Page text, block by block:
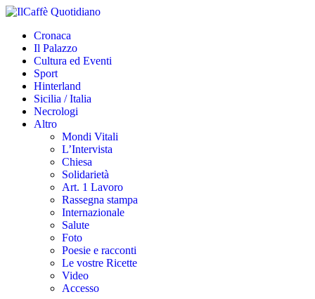
Cronaca
Il Palazzo
Cultura ed Eventi
Sport
Hinterland
Sicilia / Italia
Necrologi
Altro
Mondi Vitali
L’Intervista
Chiesa
Solidarietà
Art. 1 Lavoro
Rassegna stampa
Internazionale
Salute
Foto
Poesie e racconti
Le vostre Ricette
Video
Accesso